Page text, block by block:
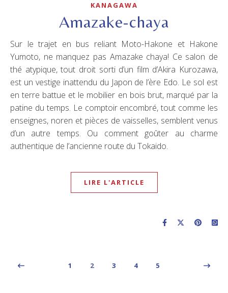
KANAGAWA
Amazake-chaya
Sur le trajet en bus reliant Moto-Hakone et Hakone
Yumoto, ne manquez pas Amazake chaya! Ce salon de
thé atypique, tout droit sorti d’un film d’Akira Kurozawa,
est un vestige inattendu du Japon de l’ère Edo. Le sol est
en terre battue et le mobilier en bois brut, marqué par la
patine du temps. Le comptoir encombré, tout comme les
enseignes, noren et pièces de vaisselles, semblent venus
d’un autre temps. Ou comment goûter au charme
authentique de l’ancienne route du Tokaido.
LIRE L'ARTICLE
1 2 3 4 5